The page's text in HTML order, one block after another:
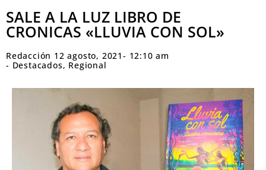
SALE A LA LUZ LIBRO DE
CRONICAS «LLUVIA CON SOL»
Redacción 12 agosto, 2021- 12:10 am
- Destacados, Regional